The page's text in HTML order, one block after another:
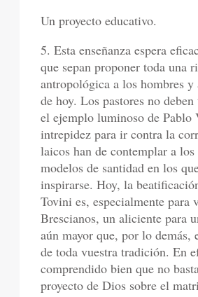
Un proyecto educativo.
5. Esta enseñanza espera
que sepan proponer toda una
antropológica a los hombres y
de hoy. Los pastores no
el ejemplo luminoso de
intrepidez para ir contra la
laicos han de contemplar a los
modelos de santidad en los
inspirarse. Hoy, la
Tovini es, especialmente para
Brescianos, un aliciente para
aún mayor que, por lo demás,
de toda vuestra tradición. En
comprendido bien que no
proyecto de Dios sobre el